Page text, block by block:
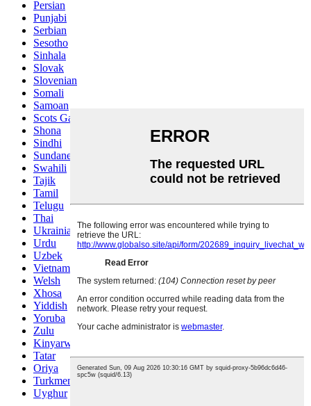
Persian
Punjabi
Serbian
Sesotho
Sinhala
Slovak
Slovenian
Somali
Samoan
Scots Gaelic
Shona
Sindhi
Sundanese
Swahili
Tajik
Tamil
Telugu
Thai
Ukrainian
Urdu
Uzbek
Vietnamese
Welsh
Xhosa
Yiddish
Yoruba
Zulu
Kinyarwanda
Tatar
Oriya
Turkmen
Uyghur